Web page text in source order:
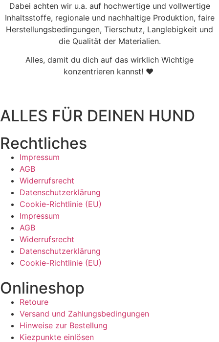
Dabei achten wir u.a. auf hochwertige und vollwertige
Inhaltsstoffe, regionale und nachhaltige Produktion, faire
Herstellungsbedingungen, Tierschutz, Langlebigkeit und
die Qualität der Materialien.
Alles, damit du dich auf das wirklich Wichtige
konzentrieren kannst! ♥
ALLES FÜR DEINEN HUND
Rechtliches
Impressum
AGB
Widerrufsrecht
Datenschutzerklärung
Cookie-Richtlinie (EU)
Impressum
AGB
Widerrufsrecht
Datenschutzerklärung
Cookie-Richtlinie (EU)
Onlineshop
Retoure
Versand und Zahlungsbedingungen
Hinweise zur Bestellung
Kiezpunkte einlösen